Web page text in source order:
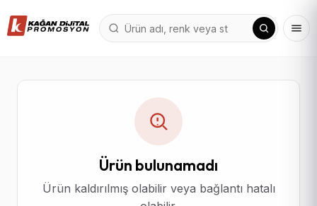
Ürün bulunamadı
Ürün kaldırılmış olabilir veya bağlantı hatalı